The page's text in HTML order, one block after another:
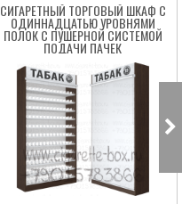
СИГАРЕТНЫЙ ТОРГОВЫЙ ШКАФ C
ОДИННАДЦАТЬЮ УРОВНЯМИ
ПОЛОК С ПУШЕРНОЙ СИСТЕМОЙ
ПОДАЧИ ПАЧЕК